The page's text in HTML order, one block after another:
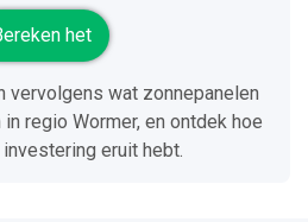
het
vervolgens wat zonnepanelen
regio Wormer, en ontdek hoe
eruit hebt.